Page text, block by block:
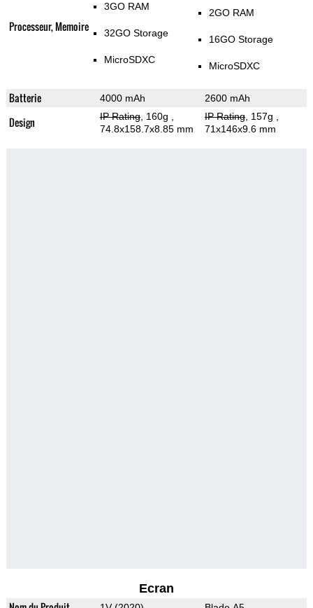
Processeur, Memoire
3GO RAM
32GO Storage
MicroSDXC
2GO RAM
16GO Storage
MicroSDXC
Batterie 4000 mAh 2600 mAh
Design IP Rating, 160g
74.8x158.7x8.85 mm
IP Rating, 157g
71x146x9.6 mm
Ecran